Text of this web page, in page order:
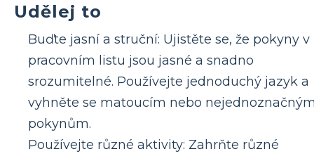
Udělej to
Buďte jasní a struční: Ujistěte se, že pokyny v
pracovním listu jsou jasné a snadno
srozumitelné. Používejte jednoduchý jazyk a
vyhněte se matoucím nebo
pokynům.
Používejte různé aktivity: Zahrňte různé